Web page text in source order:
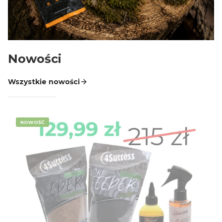
AGRAFKI KRĘTLIKI TULEJE PINY WKRĘTKI
GOTOWE PRZYPONY SPINNINGOWE LEADERY
GŁÓWKI JIGOWE CZEBURASZKI
KOTWICE HAKI DOZBROJKI I OCHRONA KOTWIC
więcej
Nowości
Wszystkie nowości
NOWOŚĆ